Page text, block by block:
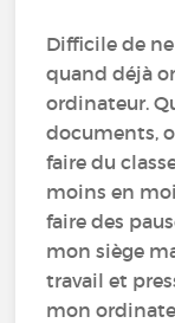
Difficile de
quand déjà
ordinateur.
documents,
faire du
moins en
faire des
mon siège
travail et
mon